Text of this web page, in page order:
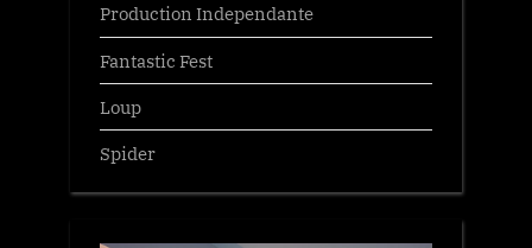
Production Independante
Fantastic Fest
Loup
Spider